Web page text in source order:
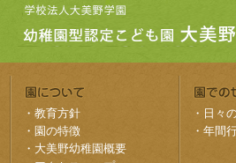
・ 教育方針
・ 園の特徴
・ 大美野幼稚園概要
・ 日々
・ 年間